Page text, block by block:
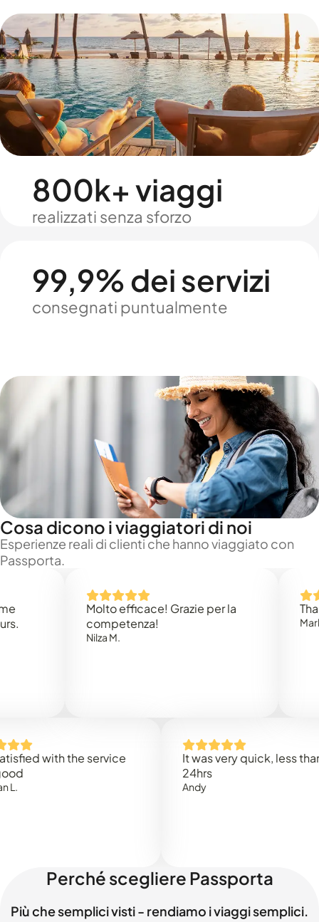
800k+ viaggi
realizzati senza sforzo
99,9% dei servizi
consegnati puntualmente
Cosa dicono i viaggiatori di noi
Esperienze reali di clienti che hanno viaggiato con
Passporta.
Molto efficace! Grazie per la
competenza!
Thank
with the service
It was very quick, less than
Perché scegliere Passporta
Più che semplici visti - rendiamo i viaggi semplici.